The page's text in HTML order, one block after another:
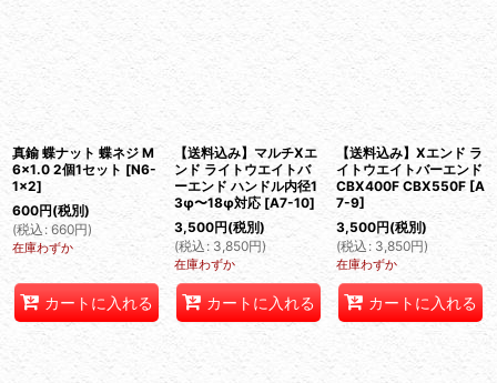
真鍮 蝶ナット 蝶ネジ M
6×1.0 2個1セット [N6-
1×2]
600円(税別)
(税込 : 660円)
在庫わずか
カートに入れる
【送料込み】マルチXエ
ンド ライトウエイトバ
ーエンド ハンドル内径1
3φ〜18φ対応 [A7-10]
3,500円(税別)
(税込 : 3,850円)
在庫わずか
カートに入れる
【送料込み】Xエンド ラ
イトウエイトバーエンド
CBX400F CBX550F [A
7-9]
3,500円(税別)
(税込 : 3,850円)
在庫わずか
カートに入れる